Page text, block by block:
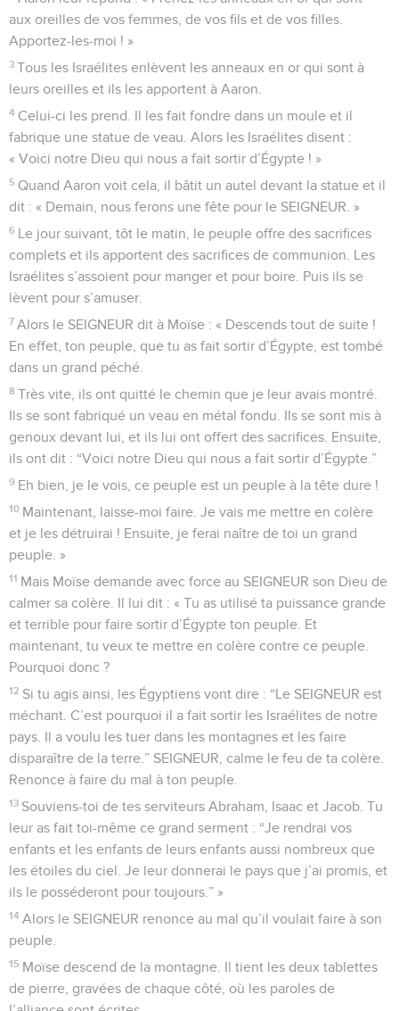
aux oreilles de vos femmes, de vos fils et de vos filles.
Apportez-les-moi ! »
3 Tous les Israélites enlèvent les anneaux en or qui sont à
leurs oreilles et ils les apportent à Aaron.
4 Celui-ci les prend. Il les fait fondre dans un moule et il
fabrique une statue de veau. Alors les Israélites disent :
« Voici notre Dieu qui nous a fait sortir d’Égypte ! »
5 Quand Aaron voit cela, il bâtit un autel devant la statue et il
dit : « Demain, nous ferons une fête pour le SEIGNEUR. »
6 Le jour suivant, tôt le matin, le peuple offre des sacrifices
complets et ils apportent des sacrifices de communion. Les
Israélites s’assoient pour manger et pour boire. Puis ils se
lèvent pour s’amuser.
7 Alors le SEIGNEUR dit à Moïse : « Descends tout de suite !
En effet, ton peuple, que tu as fait sortir d’Égypte, est tombé
dans un grand péché.
8 Très vite, ils ont quitté le chemin que je leur avais montré.
Ils se sont fabriqué un veau en métal fondu. Ils se sont mis à
genoux devant lui, et ils lui ont offert des sacrifices. Ensuite,
ils ont dit : “Voici notre Dieu qui nous a fait sortir d’Égypte.”
9 Eh bien, je le vois, ce peuple est un peuple à la tête dure !
10 Maintenant, laisse-moi faire. Je vais me mettre en colère
et je les détruirai ! Ensuite, je ferai naître de toi un grand
peuple. »
11 Mais Moïse demande avec force au SEIGNEUR son Dieu de
calmer sa colère. Il lui dit : « Tu as utilisé ta puissance grande
et terrible pour faire sortir d’Égypte ton peuple. Et
maintenant, tu veux te mettre en colère contre ce peuple.
Pourquoi donc ?
12 Si tu agis ainsi, les Égyptiens vont dire : “Le SEIGNEUR est
méchant. C’est pourquoi il a fait sortir les Israélites de notre
pays. Il a voulu les tuer dans les montagnes et les faire
disparaître de la terre.” SEIGNEUR, calme le feu de ta colère.
Renonce à faire du mal à ton peuple.
13 Souviens-toi de tes serviteurs Abraham, Isaac et Jacob. Tu
leur as fait toi-même ce grand serment : “Je rendrai vos
enfants et les enfants de leurs enfants aussi nombreux que
les étoiles du ciel. Je leur donnerai le pays que j’ai promis, et
ils le posséderont pour toujours.” »
14 Alors le SEIGNEUR renonce au mal qu’il voulait faire à son
peuple.
15 Moïse descend de la montagne. Il tient les deux tablettes
de pierre, gravées de chaque côté, où les paroles de